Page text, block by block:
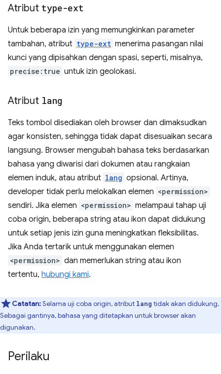
Atribut type-ext
Untuk beberapa izin yang memungkinkan parameter
tambahan, atribut type-ext menerima pasangan nilai
kunci yang dipisahkan dengan spasi, seperti, misalnya,
precise:true untuk izin geolokasi.
Atribut lang
Teks tombol disediakan oleh browser dan dimaksudkan
agar konsisten, sehingga tidak dapat disesuaikan secara
langsung. Browser mengubah bahasa teks berdasarkan
bahasa yang diwarisi dari dokumen atau rangkaian
elemen induk, atau atribut lang opsional. Artinya,
developer tidak perlu melokalkan elemen <permission>
sendiri. Jika elemen <permission> melampaui tahap uji
coba origin, beberapa string atau ikon dapat didukung
untuk setiap jenis izin guna meningkatkan fleksibilitas.
Jika Anda tertarik untuk menggunakan elemen
<permission> dan memerlukan string atau ikon
tertentu, hubungi kami.
Catatan:Selama uji coba origin, atribut lang tidak akan didukung.
Sebagai gantinya, bahasa yang ditetapkan untuk browser akan
digunakan.
Perilaku